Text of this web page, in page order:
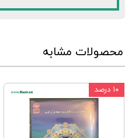
محصولات مشابه
۱۰ درصد